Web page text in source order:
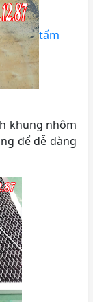
tấm
khung nhôm
để dễ dàng